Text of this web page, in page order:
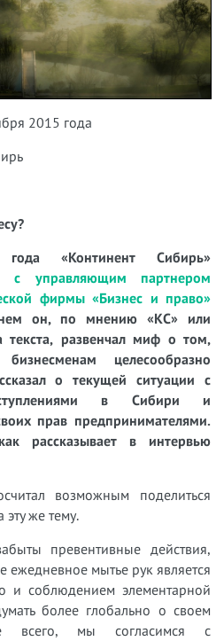
2015 года
«Континент Сибирь»
с управляющим партнером
фирмы «Бизнес и право»
он, по мнению «КС» или
текста, развенчал миф о том,
целесообразно
о текущей ситуации с
в Сибири и
прав предпринимателями.
рассказывает в интервью
возможным поделиться
же тему.
превентивные действия,
ежедневное мытье рук является
и соблюдением элементарной
более глобально о своем
всего, мы согласимся с